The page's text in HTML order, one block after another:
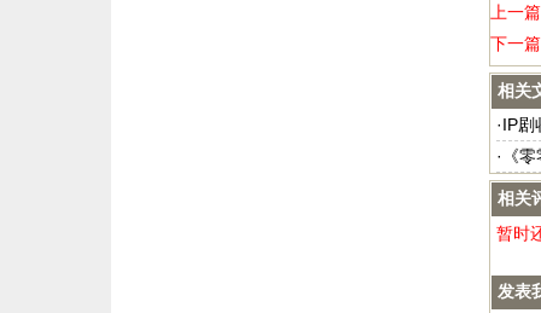
上一篇
下一篇
相关
·IP剧
·
《
相关
暂时
发表